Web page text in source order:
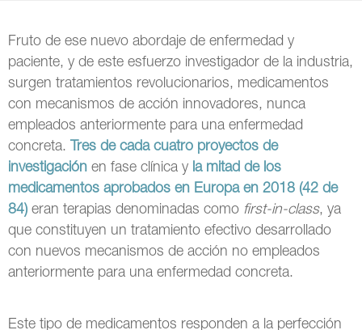
Fruto de ese nuevo abordaje de enfermedad y
paciente, y de este esfuerzo investigador de la industria,
surgen tratamientos revolucionarios, medicamentos
con mecanismos de acción innovadores, nunca
empleados anteriormente para una enfermedad
concreta. Tres de cada cuatro proyectos de
investigación en fase clínica y la mitad de los
medicamentos aprobados en Europa en 2018 (42 de
84) eran terapias denominadas como first-in-class, ya
que constituyen un tratamiento efectivo desarrollado
con nuevos mecanismos de acción no empleados
anteriormente para una enfermedad concreta.
Este tipo de medicamentos responden a la perfección